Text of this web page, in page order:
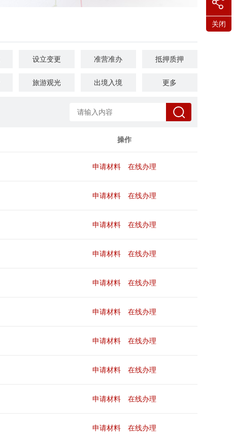
设立变更 准营准办 抵押质押
旅游观光 出境入境 消费维权
其他
更多
操作
申请材料 在线办理
申请材料 在线办理
申请材料 在线办理
申请材料 在线办理
申请材料 在线办理
申请材料 在线办理
申请材料 在线办理
申请材料 在线办理
申请材料 在线办理
申请材料 在线办理
关闭